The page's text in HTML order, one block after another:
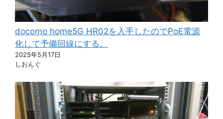
docomo home5G HR02を入手したのでPoE電源
化して予備回線にする。
2025年5月17日
しおんぐ